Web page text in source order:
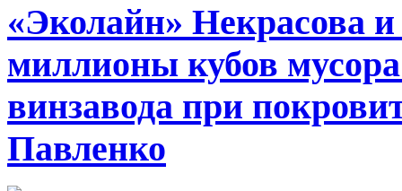
«Эколайн» Некрасова
миллионы кубов
винзавода при
Павленко